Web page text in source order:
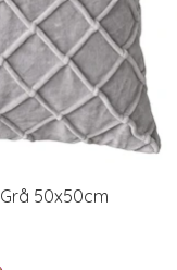
50x50cm